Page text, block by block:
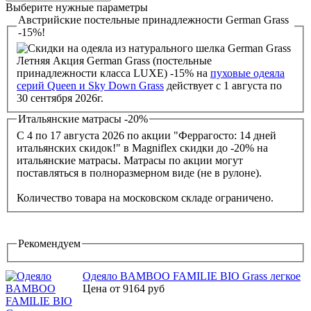
Выберите нужные параметры
Австрийские постельные принадлежности German Grass
-15%!
Летняя Акция German Grass (постельные
принадлежности класса LUXE) -15% на пуховые одеяла
серий Queen и Sky Down Grass действует с 1 августа по
30 сентября 2026г.
Итальянские матрасы -20%
С 4 по 17 августа 2026 по акции "Феррагосто: 14 дней
итальянских скидок!" в Magniflex скидки до -20% на
итальянские матрасы. Матрасы по акции могут
поставляться в полноразмерном виде (не в рулоне).
Количество товара на московском складе ограничено.
Рекомендуем
Одеяло BAMBOO FAMILIE BIO Grass легкое
Цена от 9164 руб